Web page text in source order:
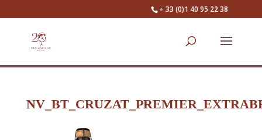
+ 33 (0)1 40 95 22 38